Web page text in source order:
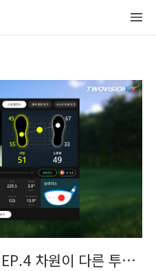
차원이 다른 투비